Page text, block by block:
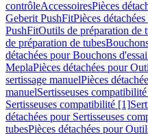
contrôleAccessoiresPièces
Geberit PushFitPièces
PushFitOutils de préparation de
de préparation de tubes
détachées pour Bouchons
MeplaPièces détachées pour
sertissage manuelPièces
manuelSertisseuses
Sertisseuses compatibilité [1]
détachées pour Sertisseuses
tubesPièces détachées pour